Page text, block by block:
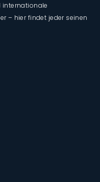
– hier findet jeder seinen